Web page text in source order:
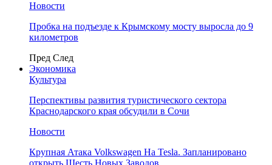
Новости
Пробка на подъезде к Крымскому мосту выросла до 9
километров
Пред След
Экономика
Культура
Перспективы развития туристического сектора
Краснодарского края обсудили в Сочи
Новости
Крупная Атака Volkswagen На Tesla. Запланировано
открыть Шесть Новых Заводов